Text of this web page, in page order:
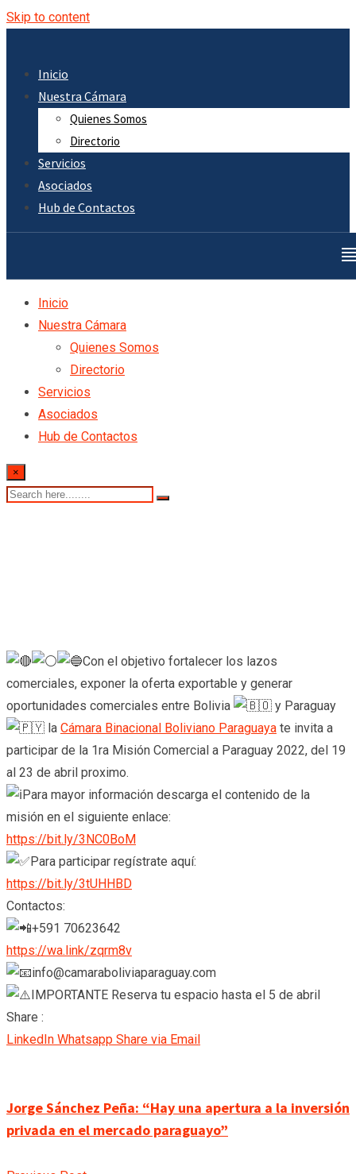
Skip to content
Inicio
Nuestra Cámara
Quienes Somos
Directorio
Servicios
Asociados
Hub de Contactos
Inicio
Nuestra Cámara
Quienes Somos
Directorio
Servicios
Asociados
Hub de Contactos
×
Con el objetivo fortalecer los lazos
comerciales, exponer la oferta exportable y generar
oportunidades comerciales entre Bolivia
y Paraguay
la Cámara Binacional Boliviano Paraguaya te invita a
participar de la 1ra Misión Comercial a Paraguay 2022, del 19
al 23 de abril proximo.
Para mayor información descarga el contenido de la
misión en el siguiente enlace:
https://bit.ly/3NC0BoM
Para participar regístrate aquí:
https://bit.ly/3tUHHBD
Contactos:
+591 70623642
https://wa.link/zqrm8v
info@camaraboliviaparaguay.com
IMPORTANTE Reserva tu espacio hasta el 5 de abril
Share :
LinkedIn Whatsapp Share via Email
Jorge Sánchez Peña: “Hay una apertura a la inversión
privada en el mercado paraguayo”